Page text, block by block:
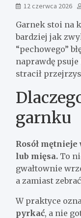
12 czerwca 2026
Garnek stoi na
bardziej jak
“pechowego”
naprawdę
stracił
garnku
Rosół
lub mięsa. To
gwałtownie
a zamiast
W praktyce
pyrkać, a nie